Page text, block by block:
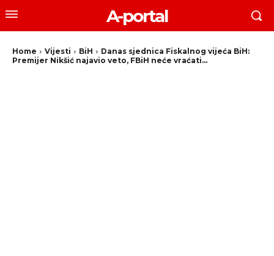
A-portal
Home Vijesti BiH
Danas sjednica Fiskalnog vijeća BiH:
Premijer Nikšić najavio veto, FBiH neće vraćati...